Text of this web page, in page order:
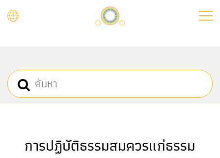
การปฏิบัติธรรมสมควรแก่ธรรม